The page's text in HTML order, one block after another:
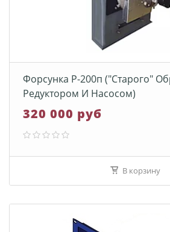
Форсунка Р-200п ("старого"
Редуктором И Насосом)
320 000 руб
В корзину